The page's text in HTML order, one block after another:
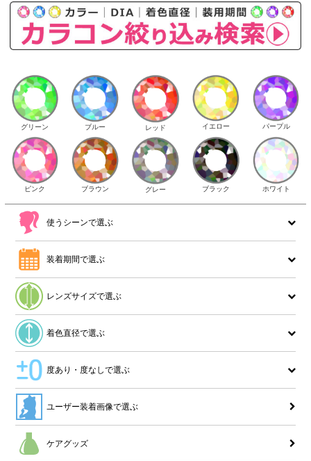
グリーン ブルー レッド イエロー パープル
ピンク ブラウン グレー ブラック ホワイト
使うシーンで選ぶ
装着期間で選ぶ
レンズサイズで選ぶ
着色直径で選ぶ
度あり・度なしで選ぶ
ユーザー装着画像で選ぶ
ケアグッズ